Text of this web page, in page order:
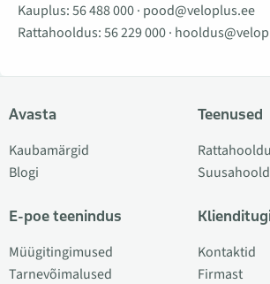
Kauplus:56 488 000· pood@veloplus.ee
Rattahooldus:56 229 000·
Avasta
Kaubamärgid
Blogi
E-poe teenindus
Müügitingimused
Tarnevõimalused
Teenused
Kontaktid
Firmast